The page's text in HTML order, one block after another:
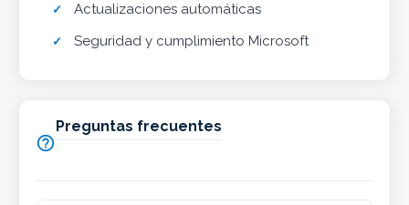
Actualizaciones automáticas
Seguridad y cumplimiento Microsoft

Preguntas frecuentes